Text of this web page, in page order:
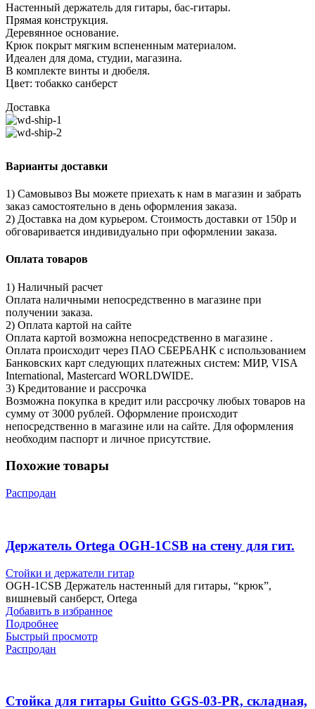
Настенный держатель для гитары, бас-гитары.
Прямая конструкция.
Деревянное основание.
Крюк покрыт мягким вспененным материалом.
Идеален для дома, студии, магазина.
В комплекте винты и дюбеля.
Цвет: тобакко санберст
Доставка
Варианты доставки
1) Самовывоз Вы можете приехать к нам в магазин и забрать
заказ самостоятельно в день оформления заказа.
2) Доставка на дом курьером. Стоимость доставки от 150р и
обговаривается индивидуально при оформлении заказа.
Оплата товаров
1) Наличный расчет
Оплата наличными непосредственно в магазине при
получении заказа.
2) Оплата картой на сайте
Оплата картой возможна непосредственно в магазине .
Оплата происходит через ПАО СБЕРБАНК с использованием
Банковских карт следующих платежных систем: МИР, VISA
International, Mastercard WORLDWIDE.
3) Кредитование и рассрочка
Возможна покупка в кредит или рассрочку любых товаров на
сумму от 3000 рублей. Оформление происходит
непосредственно в магазине или на сайте. Для оформления
необходим паспорт и личное присутствие.
Похожие товары
Распродан
Держатель Ortega OGH-1CSB на стену для гит.
Стойки и держатели гитар
OGH-1CSB Держатель настенный для гитары, “крюк”,
вишневый санберст, Ortega
Добавить в избранное
Подробнее
Быстрый просмотр
Распродан
Стойка для гитары Guitto GGS-03-PR, складная,